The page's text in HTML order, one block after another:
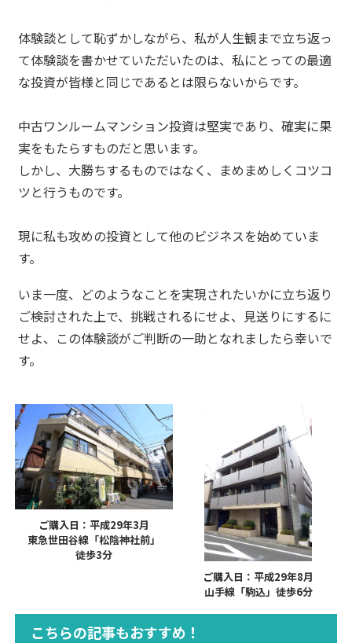
体験談として恥ずかしながら、私が人生観まで立ち返っ
て体験談を書かせていただいたのは、私にとっての最適
な投資が皆様と同じであるとは限らないからです。
中古ワンルームマンション投資は堅実であり、確実に果
実をもたらすものだと思います。
しかし、大勝ちするものではなく、まめまめしくコツコ
ツと行うものです。
現に私も攻めの投資として他のビジネスを始めていま
す。
いま一度、どのようなことを実現されたいかに立ち返り
ご検討された上で、挑戦されるにせよ、見送りにするに
せよ、この体験談がご判断の一助となれましたら幸いで
す。
ご購入日：平成29年3月
東急世田谷線「松陰神社前」
徒歩3分
ご購入日：平成29年8月
山手線「駒込」徒歩6分
こちらの記事もおすすめ！